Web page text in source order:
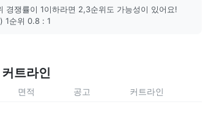
경쟁률이 1이하라면 2,3순위도 가능성이 있어요!
1순위 0.8 : 1
트라인
면적 공고 커트라인